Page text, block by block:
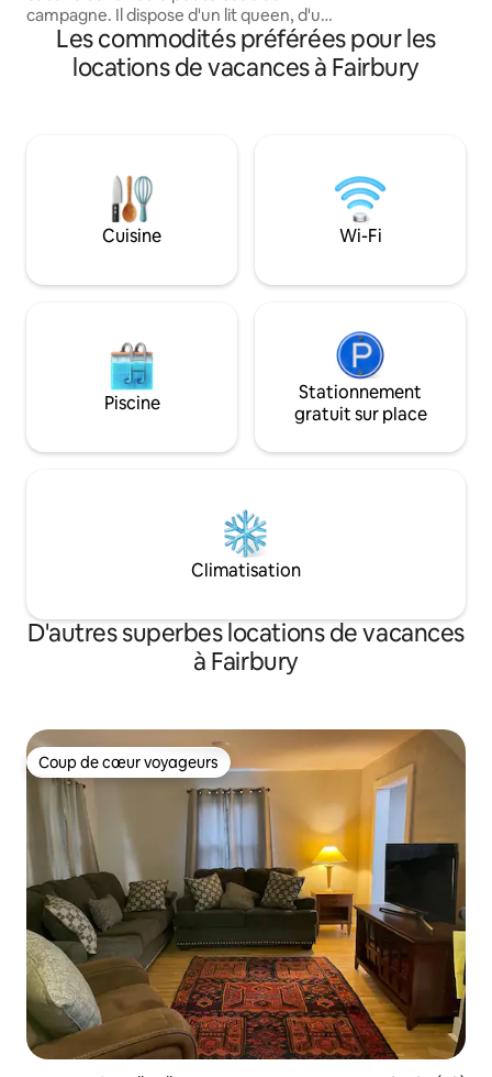
campagne. Il dispose d'un lit queen, d'un
canapé-lit, d'un réfrigérateur, d'une
cuisinière, d'une salle de bain complète,
d'un étang de pêche approvisionné et
découvrir la vie rurale, notre cabane de
ferme récemment rénovée est
l'occasion idéale. Idéal pour les séjours
d'affaires prolongés!
1882. Spacieux,
charme de petite
les familles, les
parfait pour votre
Hebron.
Les commodités préférées pour les
locations de vacances à Fairbury
Cuisine Wi-Fi
Piscine
Stationnement
gratuit sur place
Climatisation
D'autres superbes locations de vacances
à Fairbury
Coup de cœur voyageurs
Coup de cœur voyageurs